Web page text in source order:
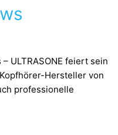
ULTRASONE feiert sein
Hersteller von
professionelle